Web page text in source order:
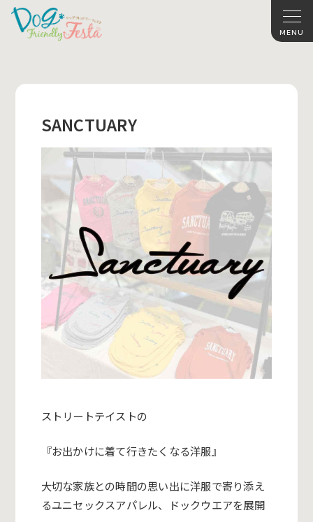
SANCTUARY
ストリートテイストの
『お出かけに着て行きたくなる洋服』
大切な家族との時間の思い出に洋服で寄り添え
るユニセックスアパレル、ドックウエアを展開